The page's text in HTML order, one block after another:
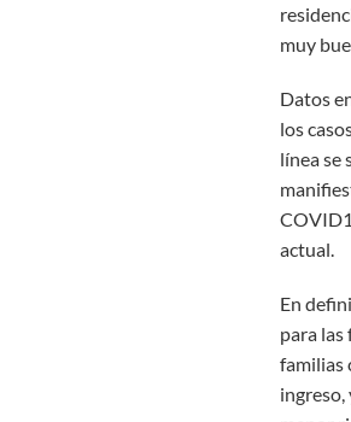
muy
Datos
los
línea se
actual.
En
para las
familias
ingreso,